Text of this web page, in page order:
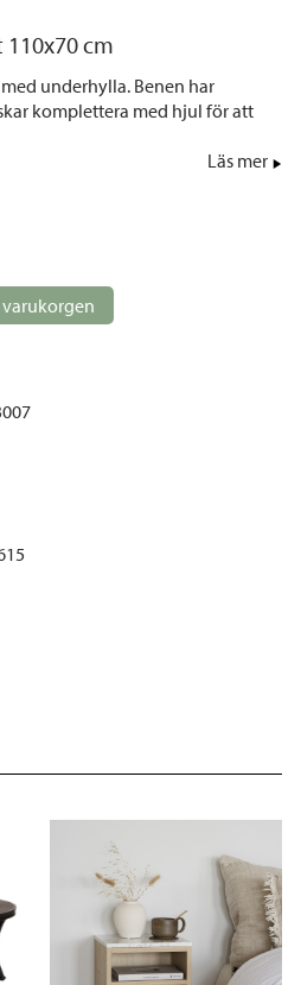
cm
underhylla. Benen har
komplettera med hjul för att
Läs mer